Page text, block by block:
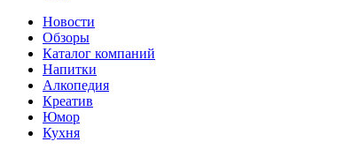
Новости
Обзоры
Каталог компаний
Напитки
Алкопедия
Креатив
Юмор
Кухня